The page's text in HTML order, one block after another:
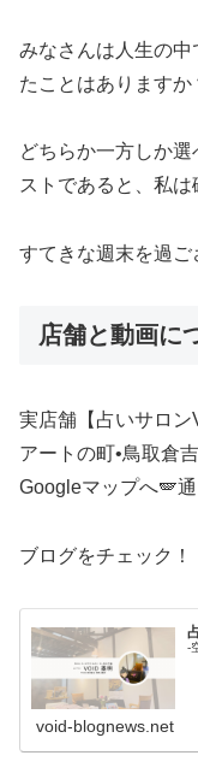
みなさんは人生の
たことはありますか
どちらか一方しか
ストであると、私
すてきな週末を過ご
店舗と動画に
実店舗【占いサロン
アートの町•鳥取倉
Googleマップへ🪽
ブログをチェック！
-
void-blognews.net